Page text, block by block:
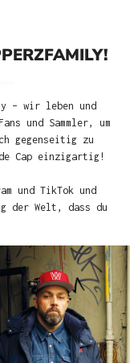
– wir leben und
und Sammler, um
gegenseitig zu
Cap einzigartig!
und TikTok und
der Welt, dass du